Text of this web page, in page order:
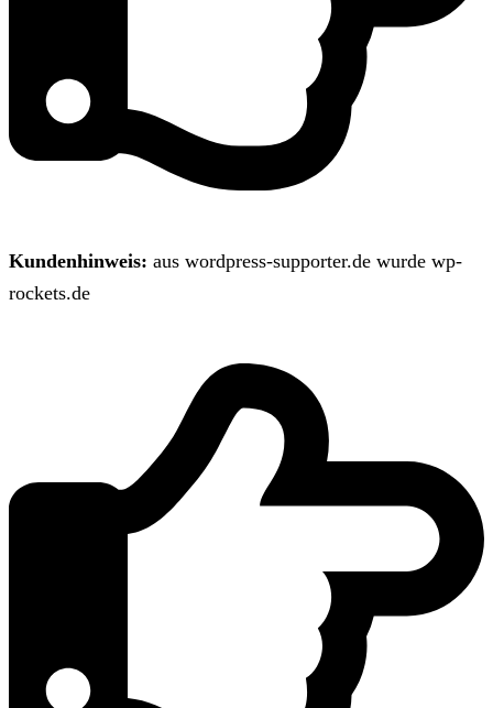
Kundenhinweis: aus wordpress-supporter.de wurde wp-
rockets.de